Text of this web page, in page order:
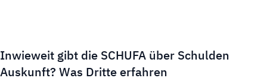
Inwieweit gibt die SCHUFA über Schulden
Auskunft? Was Dritte erfahren